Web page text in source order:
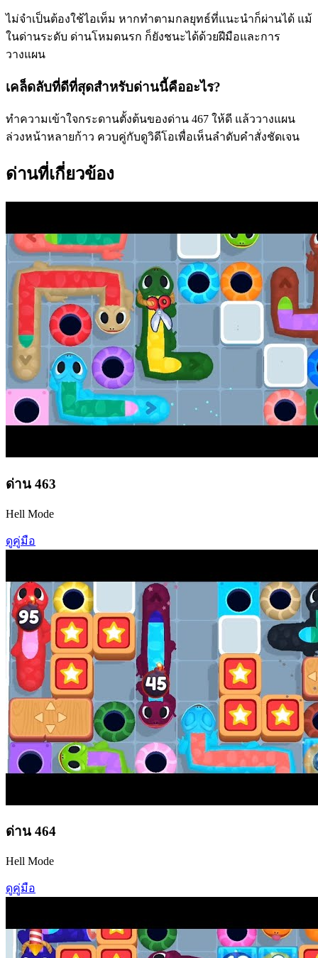
ไม่จำเป็นต้องใช้ไอเท็ม หากทำตามกลยุทธ์ที่แนะนำก็ผ่านได้ แม้
ในด่านระดับ ด่านโหมดนรก ก็ยังชนะได้ด้วยฝีมือและการ
วางแผน
เคล็ดลับที่ดีที่สุดสำหรับด่านนี้คืออะไร?
ทำความเข้าใจกระดานตั้งต้นของด่าน 467 ให้ดี แล้ววางแผน
ล่วงหน้าหลายก้าว ควบคู่กับดูวิดีโอเพื่อเห็นลำดับคำสั่งชัดเจน
ด่านที่เกี่ยวข้อง
ด่าน 463
Hell Mode
ดูคู่มือ
ด่าน 464
Hell Mode
ดูคู่มือ